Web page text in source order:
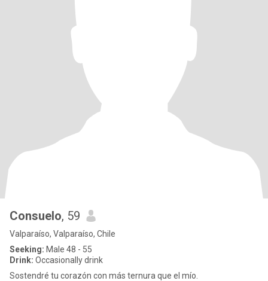
Consuelo, 59
Valparaíso, Valparaíso, Chile
Seeking: Male 48 - 55
Drink: Occasionally drink
Sostendré tu corazón con más ternura que el mío.